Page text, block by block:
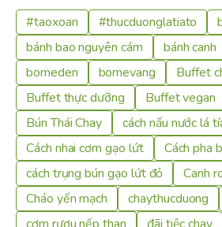
#taoxoan
#thucduonglatiato
bánh bao nguyên cám
bánh canh
bomeden
bomevang
Buffet
Buffet thực dưỡng
Buffet vegan
Bún Thái Chay
cách nấu nước lá
Cách nhai cơm gạo lứt
Cách pha
cách trụng bún gạo lứt đỏ
Canh
Cháo yến mạch
chaythucduong